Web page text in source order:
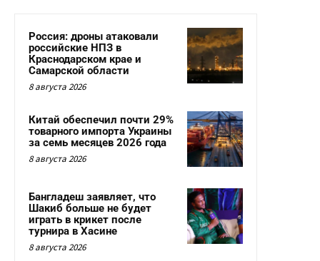
Россия: дроны атаковали
российские НПЗ в
Краснодарском крае и
Самарской области
8 августа 2026
Китай обеспечил почти 29%
товарного импорта Украины
за семь месяцев 2026 года
8 августа 2026
Бангладеш заявляет, что
Шакиб больше не будет
играть в крикет после
турнира в Хасине
8 августа 2026